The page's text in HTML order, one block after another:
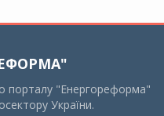
порталу "Енергореформа"
України.